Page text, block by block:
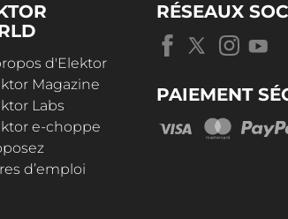
d'Elektor
Magazine
Labs
e-choppe
d’emploi
RÉSEAUX
PAIEMENT